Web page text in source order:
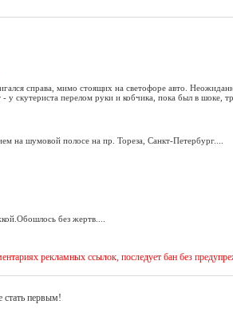
справа, мимо стоящих на светофоре авто.
у скутериста перелом руки и кобчика, пока был в шоке,
на шумовой полосе на пр. Тореза, Санкт-Петербург....
без жертв....
рекламных ссылок, последует бан без
стать первым!